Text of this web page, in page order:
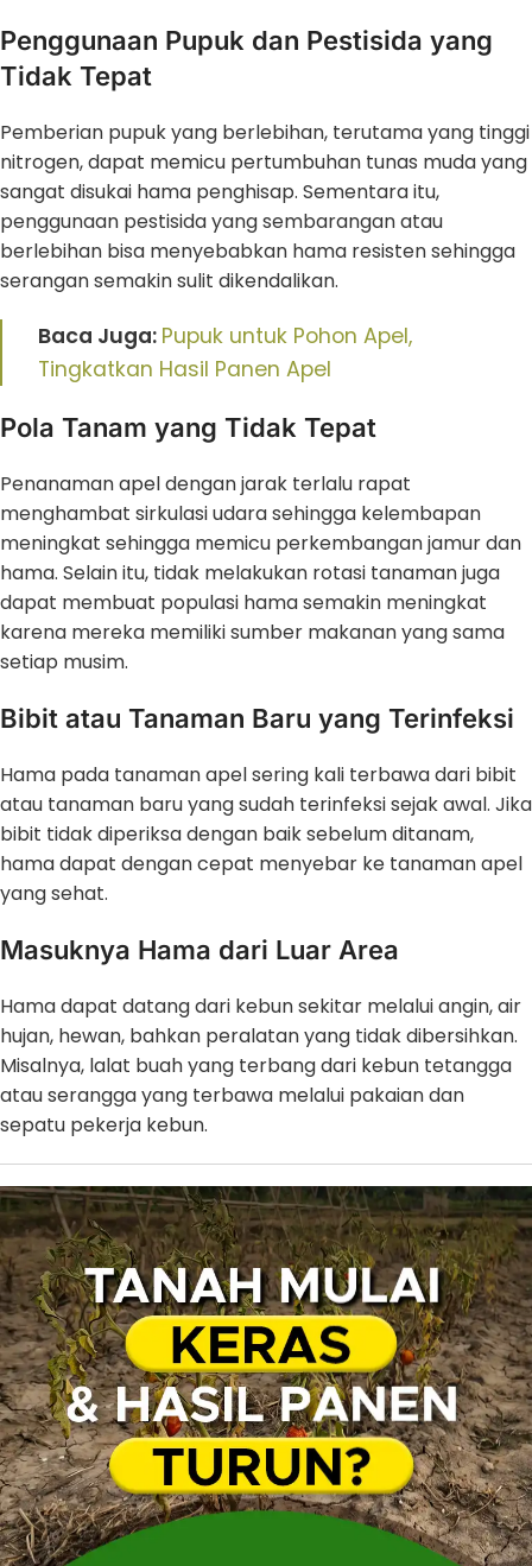
Penggunaan Pupuk dan Pestisida yang
Tidak Tepat
Pemberian pupuk yang berlebihan, terutama yang tinggi
nitrogen, dapat memicu pertumbuhan tunas muda yang
sangat disukai hama penghisap. Sementara itu,
penggunaan pestisida yang sembarangan atau
berlebihan bisa menyebabkan hama resisten sehingga
serangan semakin sulit dikendalikan.
Baca Juga: Pupuk untuk Pohon Apel,
Tingkatkan Hasil Panen Apel
Pola Tanam yang Tidak Tepat
Penanaman apel dengan jarak terlalu rapat
menghambat sirkulasi udara sehingga kelembapan
meningkat sehingga memicu perkembangan jamur dan
hama. Selain itu, tidak melakukan rotasi tanaman juga
dapat membuat populasi hama semakin meningkat
karena mereka memiliki sumber makanan yang sama
setiap musim.
Bibit atau Tanaman Baru yang Terinfeksi
Hama pada tanaman apel sering kali terbawa dari bibit
atau tanaman baru yang sudah terinfeksi sejak awal. Jika
bibit tidak diperiksa dengan baik sebelum ditanam,
hama dapat dengan cepat menyebar ke tanaman apel
yang sehat.
Masuknya Hama dari Luar Area
Hama dapat datang dari kebun sekitar melalui angin, air
hujan, hewan, bahkan peralatan yang tidak dibersihkan.
Misalnya, lalat buah yang terbang dari kebun tetangga
atau serangga yang terbawa melalui pakaian dan
sepatu pekerja kebun.